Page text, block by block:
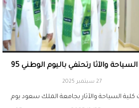
والآثا رتحتفي باليوم الوطني 95
27 سبتمبر 2025
كلية السياحة والآثار بجامعة الملك سعود يوم